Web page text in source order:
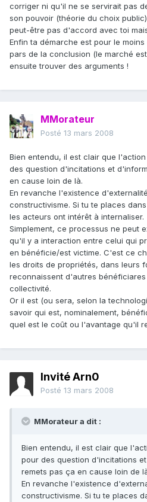
corriger ni qu'il ne se servirait pas
son pouvoir (théorie du choix
peut-être pas d'accord avec toi
Enfin ta démarche est pour le
pars de la conclusion (le marché
ensuite trouver des arguments !
MMorateur
Posté 13 mars 2008
Bien entendu, il est clair que
des question d'incitations et
en cause loin de là.
En revanche l'existence
constructivisme. Si tu te places
les acteurs ont intérêt à internaliser.
Simplement, ce processus ne peut
qu'il y a interaction entre celui qui
en bénéficie/est victime. C'est ce
les droits de propriétés, dans leurs
reconnaissent d'autres
collectivité.
Or il est (ou sera, selon la
savoir qui est, nominalement,
quel est le coût ou l'avantage qu'il
Invité Arn0
Posté 13 mars 2008
MMorateur a dit :
Bien entendu, il est clair que
pour des question d'incitations
remets pas ça en cause loin de
En revanche l'existence
constructivisme. Si tu te places